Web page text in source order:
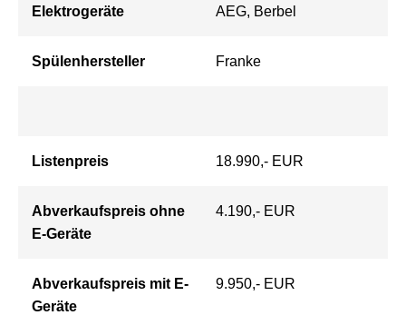
Elektrogeräte AEG, Berbel
Spülenhersteller Franke
Listenpreis 18.990,- EUR
Abverkaufspreis ohne
E-Geräte
4.190,- EUR
Abverkaufspreis mit E-
Geräte
9.950,- EUR